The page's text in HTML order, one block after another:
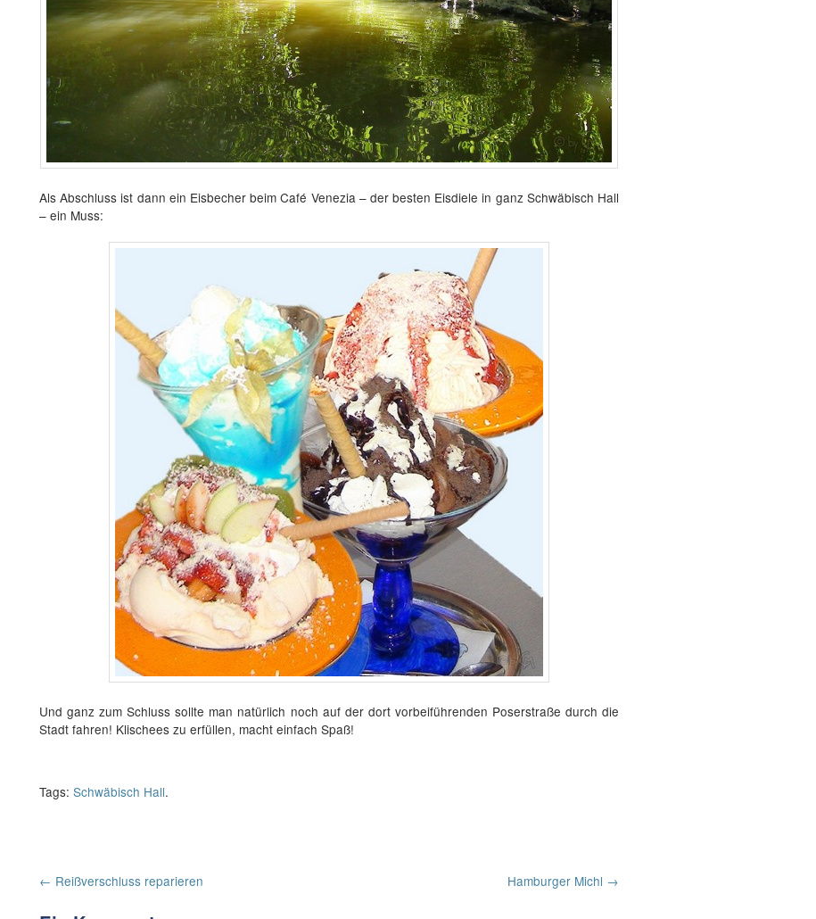
Als Abschluss ist dann ein Eisbecher beim Café Venezia – der besten Eisdiele in ganz Schwäbisch Hall
– ein Muss:
Und ganz zum Schluss sollte man natürlich noch auf der dort vorbeiführenden Poserstraße durch die
Stadt fahren! Klischees zu erfüllen, macht einfach Spaß!
Tags: Schwäbisch Hall.
Post navigation
← Reißverschluss reparieren Hamburger Michl →